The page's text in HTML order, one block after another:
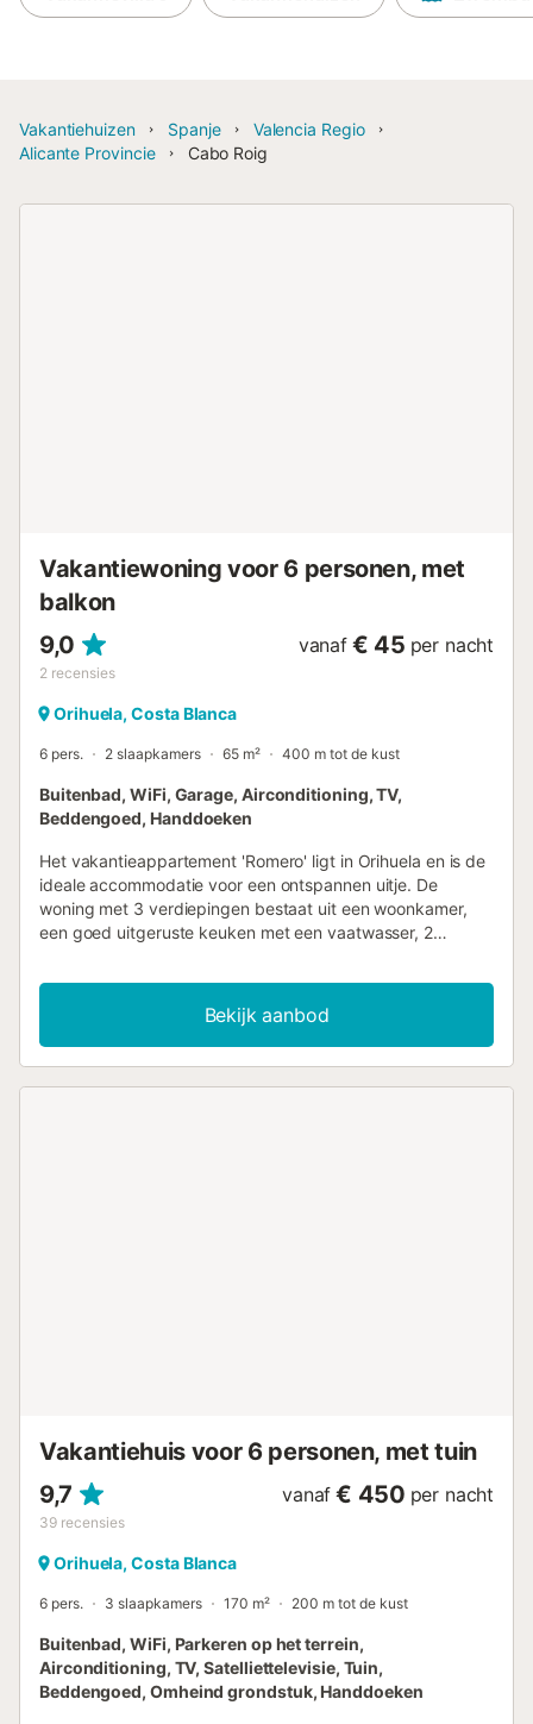
Vakantiehuizen Spanje
Valencia Regio
Alicante Provincie
Cabo Roig
Vakantiewoning voor 6 personen, met
balkon
9,0
2 recensies
vanaf € 45 per nacht
Orihuela, Costa Blanca
6 pers. 2 slaapkamers 65 m² 400 m tot de kust
Buitenbad, WiFi, Garage, Airconditioning, TV,
Beddengoed, Handdoeken
Het vakantieappartement 'Romero' ligt in Orihuela en is de
ideale accommodatie voor een ontspannen uitje. De
woning met 3 verdiepingen bestaat uit een woonkamer,
een goed uitgeruste keuken met een vaatwasser, 2
personen. Extra voorzieningen zijn Wi-Fi, een tv,
airconditioning en een wasmachine. Het
vakantieappartement beschikt over een eigen
buitenruimte met een balkon. De woning heeft toegang tot
Bekijk aanbod
Vakantiehuis voor 6 personen, met tuin
9,7
39 recensies
vanaf € 450 per nacht
Orihuela, Costa Blanca
6 pers. 3 slaapkamers 170 m² 200 m tot de kust
Buitenbad, WiFi, Parkeren op het terrein,
Airconditioning, TV, Satelliettelevisie, Tuin,
Beddengoed, Omheind grondstuk, Handdoeken